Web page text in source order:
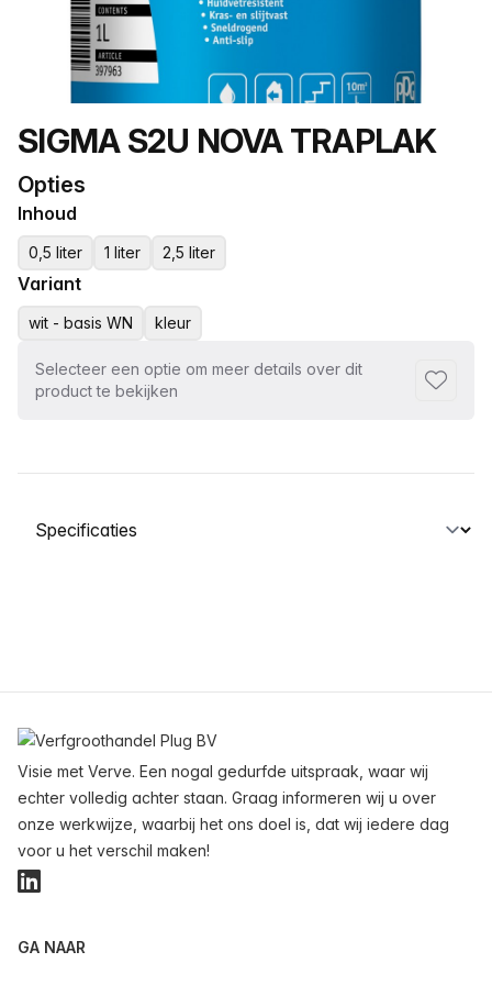
Productnaam
SIGMA S2U NOVA TRAPLAK
Opties
Inhoud
0,5 liter 1 liter 2,5 liter
Variant
wit - basis WN kleur
Selecteer een optie om meer details over dit
product te bekijken
Selecteer een tabblad
Visie met Verve. Een nogal gedurfde uitspraak, waar wij
echter volledig achter staan. Graag informeren wij u over
onze werkwijze, waarbij het ons doel is, dat wij iedere dag
voor u het verschil maken!
LinkedIn
GA NAAR